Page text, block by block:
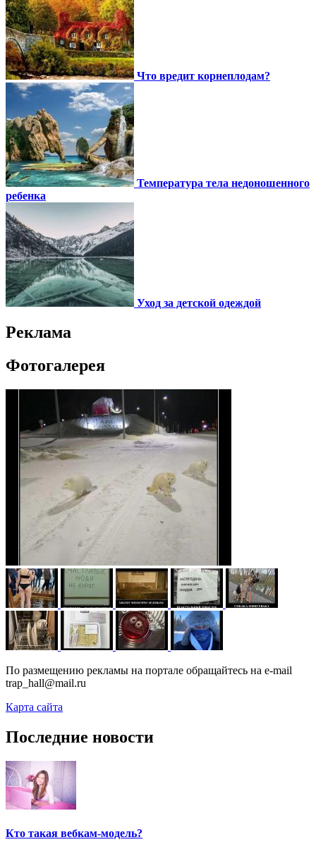
Что вредит корнеплодам?
Температура тела недоношенного
ребенка
Уход за детской одеждой
Реклама
Фотогалерея
По размещению рекламы на портале обращайтесь на e-mail
trap_hall@mail.ru
Карта сайта
Последние новости
Кто такая вебкам-модель?